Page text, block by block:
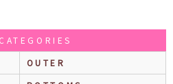
OUTER